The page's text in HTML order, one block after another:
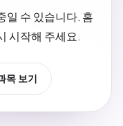
일 수 있습니다. 홈
시작해 주세요.
목 보기